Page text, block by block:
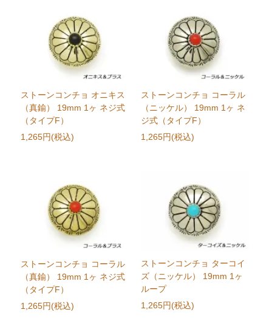
ストーンコンチョ オニキス
（真鍮） 19mm 1ヶ ネジ式
（タイプF）
1,265円(税込)
ストーンコンチョ コーラル
（ニッケル） 19mm 1ヶ ネ
ジ式（タイプF）
1,265円(税込)
ストーンコンチョ コーラル
（真鍮） 19mm 1ヶ ネジ式
（タイプF）
1,265円(税込)
ストーンコンチョ ターコイ
ズ（ニッケル） 19mm 1ヶ
ループ
1,265円(税込)